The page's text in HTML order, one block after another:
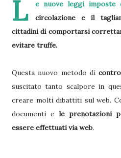
L
e nuove leggi imposte
circolazione e il
cittadini di comportarsi
evitare truffe.
Questa nuovo metodo di
suscitato tanto scalpore in
creare molti dibattiti sul web.
documenti e le prenotazioni
essere effettuati via web.